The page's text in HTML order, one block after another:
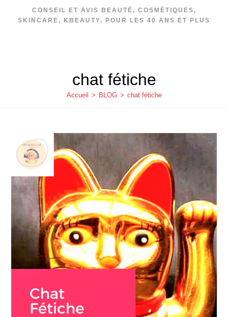
CONSEIL ET AVIS BEAUTÉ, COSMÉTIQUES,
SKINCARE, KBEAUTY, POUR LES 40 ANS ET PLUS
chat fétiche
Accueil > BLOG > chat fétiche